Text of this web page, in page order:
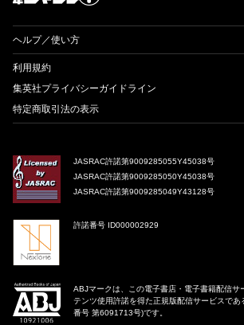
ヘルプ／使い方
利用規約
集英社プライバシーガイドライン
特定商取引法の表示
JASRAC許諾第9009285055Y45038号
JASRAC許諾第9009285050Y45038号
JASRAC許諾第9009285049Y43128号
許諾番号 ID000002929
ABJマークは、この電子書店・電子書籍配信サ
テンツ使用許諾を得た正規版配信サービスで
番号 第6091713号)です。